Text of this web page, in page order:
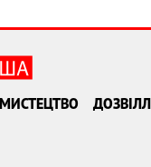
МИСТЕЦТВО